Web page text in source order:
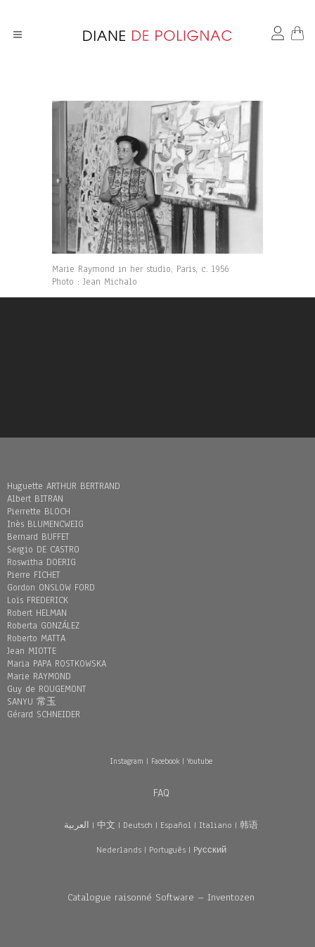
Marie Raymond in her studio, Paris, c. 1956
Photo : Jean Michalo
Huguette ARTHUR BERTRAND
Albert BITRAN
Pierrette BLOCH
Inès BLUMENCWEIG
Bernard BUFFET
Sergio DE CASTRO
Roswitha DOERIG
Pierre FICHET
Gordon ONSLOW FORD
Loïs FREDERICK
Robert HELMAN
Roberta GONZÁLEZ
Roberto MATTA
Jean MIOTTE
Maria PAPA ROSTKOWSKA
Marie RAYMOND
Guy de ROUGEMONT
SANYU 常玉
Gérard SCHNEIDER
Instagram | Facebook| Youtube
FAQ
العربية | 中文 | Deutsch | Español | Italiano | 韩语
Nederlands| Português| Pусский
Catalogue raisonné Software – Inventozen